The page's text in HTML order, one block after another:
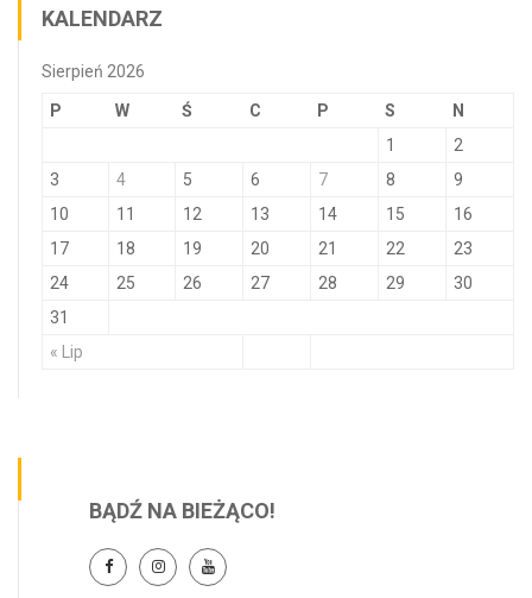
KALENDARZ
Sierpień 2026
P W Ś C P S N
« Lip
1
2
3
4 5 6 7 8
9
10
11 12 13 14 15
16
17
18 19 20 21 22
23
24
25 26 27 28 29
30
31
BĄDŹ NA BIEŻĄCO!